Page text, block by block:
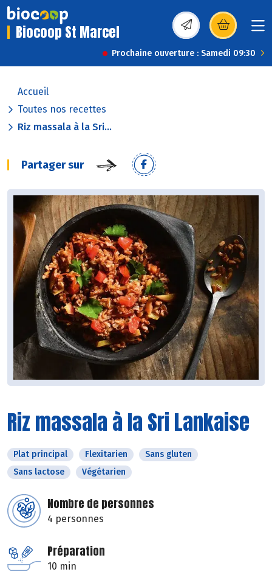
Biocoop St Marcel (s’ouvre dans une
Prochaine ouverture : Samedi 09:30
Accueil
Toutes nos recettes
Riz massala à la Sri...
Partager sur
Riz massala à la Sri Lankaise
Plat principal Flexitarien
Sans gluten
Sans lactose
Végétarien
Nombre de personnes
4 personnes
Préparation
10 min